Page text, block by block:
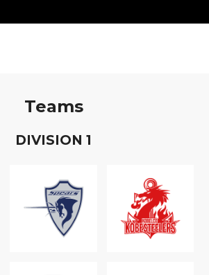
Teams
DIVISION 1